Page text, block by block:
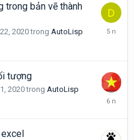
trong bản vẽ thành
2020trong AutoLisp
Tháng
tượng
2020trong AutoLisp
Tháng
2020